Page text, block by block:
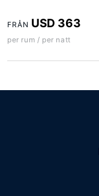
FRÅN USD 363
per rum / per natt